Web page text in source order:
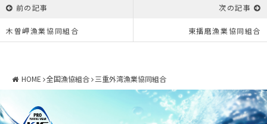
前の記事
木曽岬漁業協同組合
次の記事
東播磨漁業協同組合
HOME 全国漁協組合 三重外湾漁業協同組合